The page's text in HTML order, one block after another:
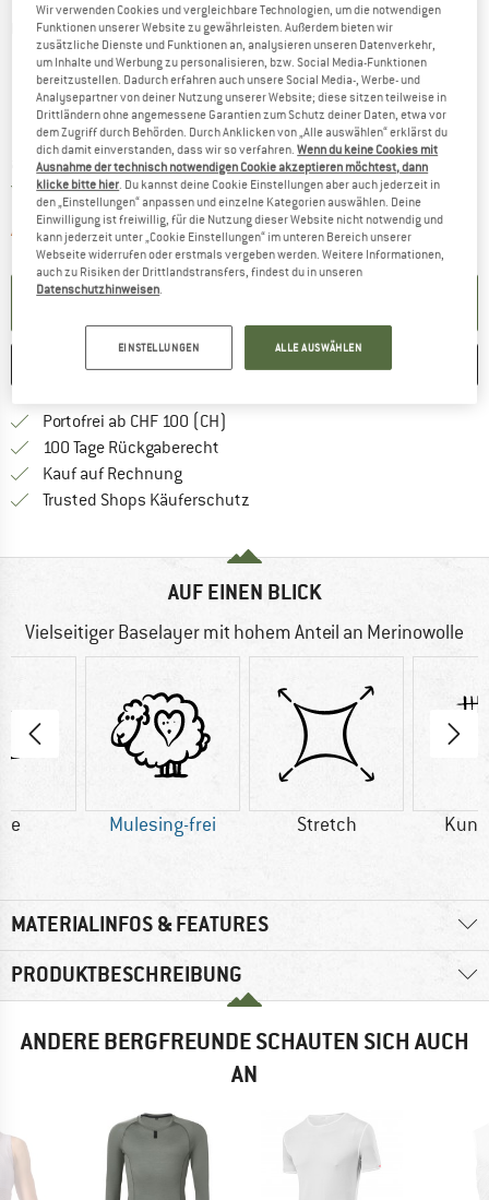
Detailansichten
Preis:CHF117.95 inkl. MwSt., zollfreie Lieferung
Versandkostenfrei(CH)Schweiz. Informationen zu den
Artikel zur Zeit leider ausverkauftDer Link öffnet sich in einer Infobox
BENACHRICHTIGUNG EINRICHTEN
MERKEN VERGLEICHEN
Portofrei ab CHF 100 (CH)
100 Tage Rückgaberecht
Kauf auf RechnungFinde die Zahlungs-Infos hier! Öffnet
Trusted Shops Käuferschutz
AUF EINEN BLICK
Vielseitiger Baselayer mit hohem Anteil an Merinowolle
Mulesing-frei Stretch
MATERIALINFOS & FEATURES
PRODUKTBESCHREIBUNG
ANDERE BERGFREUNDE SCHAUTEN SICH AUCH
AN
Wir verwenden Cookies und vergleichbare Technologien, um die notwendigen
Funktionen unserer Website zu gewährleisten. Außerdem bieten wir
zusätzliche Dienste und Funktionen an, analysieren unseren Datenverkehr,
um Inhalte und Werbung zu personalisieren, bzw. Social Media-Funktionen
bereitzustellen. Dadurch erfahren auch unsere Social Media-, Werbe- und
Analysepartner von deiner Nutzung unserer Website; diese sitzen teilweise in
Drittländern ohne angemessene Garantien zum Schutz deiner Daten, etwa vor
dem Zugriff durch Behörden. Durch Anklicken von „Alle auswählen“ erklärst du
dich damit einverstanden, dass wir so verfahren.Wenn du keine Cookies mit
Ausnahme der technisch notwendigen Cookie akzeptieren möchtest, dann
klicke bitte hier . Du kannst deine Cookie Einstellungen aber auch jederzeit in
den „Einstellungen“ anpassen und einzelne Kategorien auswählen. Deine
Einwilligung ist freiwillig, für die Nutzung dieser Website nicht notwendig und
kann jederzeit unter „Cookie Einstellungen“ im unteren Bereich unserer
Webseite widerrufen oder erstmals vergeben werden. Weitere Informationen,
auch zu Risiken der Drittlandstransfers, findest du in unseren
Datenschutzhinweisen
EINSTELLUNGEN ALLE AUSWÄHLEN